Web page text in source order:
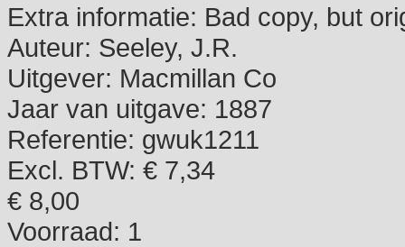
Extra informatie: Bad copy, but
Auteur: Seeley, J.R.
Uitgever: Macmillan Co
Jaar van uitgave: 1887
Referentie: gwuk1211
Excl. BTW: € 7,34
€ 8,00
Voorraad: 1